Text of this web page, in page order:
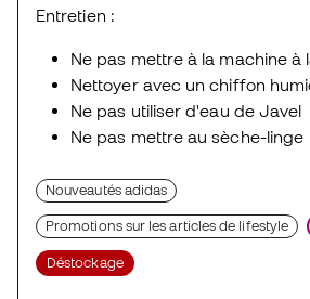
Entretien :
Ne pas mettre à la machine à
Nettoyer avec un chiffon
Ne pas utiliser d'eau de Javel
Ne pas mettre au sèche-linge
Nouveautés adidas
Promotions sur les articles de lifestyle
Déstockage